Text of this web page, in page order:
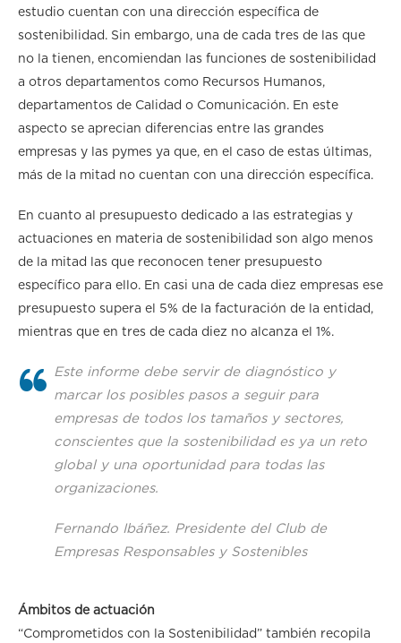
estudio cuentan con una dirección específica de
sostenibilidad. Sin embargo, una de cada tres de las que
no la tienen, encomiendan las funciones de sostenibilidad
a otros departamentos como Recursos Humanos,
departamentos de Calidad o Comunicación. En este
aspecto se aprecian diferencias entre las grandes
empresas y las pymes ya que, en el caso de estas últimas,
más de la mitad no cuentan con una dirección específica.
En cuanto al presupuesto dedicado a las estrategias y
actuaciones en materia de sostenibilidad son algo menos
de la mitad las que reconocen tener presupuesto
específico para ello. En casi una de cada diez empresas ese
presupuesto supera el 5% de la facturación de la entidad,
mientras que en tres de cada diez no alcanza el 1%.
Este informe debe servir de diagnóstico y
marcar los posibles pasos a seguir para
empresas de todos los tamaños y sectores,
conscientes que la sostenibilidad es ya un reto
global y una oportunidad para todas las
organizaciones.
Fernando Ibáñez. Presidente del Club de
Empresas Responsables y Sostenibles
Ámbitos de actuación
“Comprometidos con la Sostenibilidad” también recopila